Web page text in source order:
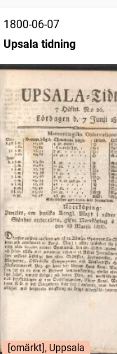
1800-06-07
Upsala tidning
[omärkt], Uppsala